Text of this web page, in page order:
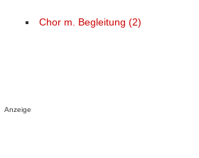
Chor m. Begleitung (2)
Anzeige